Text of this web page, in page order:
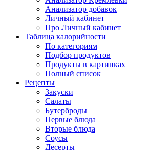
Анализатор добавок
Личный кабинет
Про Личный кабинет
Таблица калорийности
По категориям
Подбор продуктов
Продукты в картинках
Полный список
Рецепты
Закуски
Салаты
Бутерброды
Первые блюда
Вторые блюда
Соусы
Десерты